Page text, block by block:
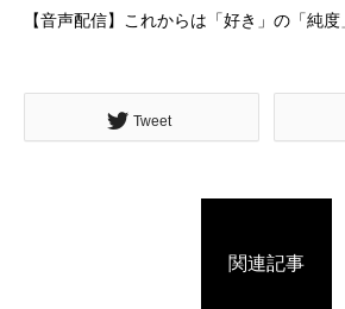
【音声配信】これからは「好き」の「純
Tweet
関連記事